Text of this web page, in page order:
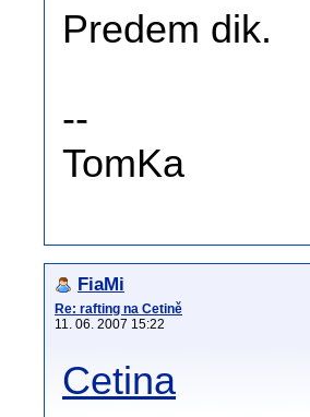
Predem dik.
--
TomKa
FiaMi
Re: rafting na Cetině
11. 06. 2007 15:22
Cetina